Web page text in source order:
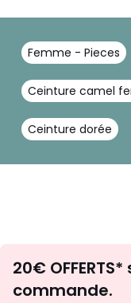
Femme - Pieces
Ceinture camel
Ceinture dorée
20€
commande.